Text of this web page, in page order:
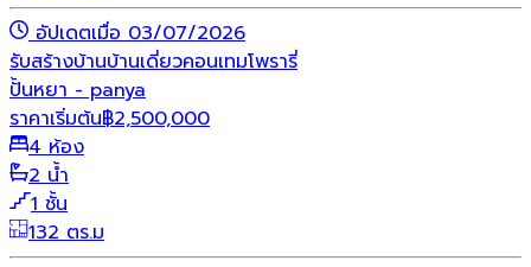
อัปเดตเมื่อ 03/07/2026
รับสร้างบ้านบ้านเดี่ยวคอนเทมโพรารี่
ปั้นหยา - panya
ราคาเริ่มต้น฿2,500,000
4 ห้อง
2 น้ำ
1 ชั้น
132 ตร.ม